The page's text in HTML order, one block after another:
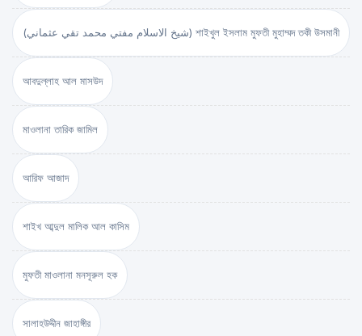
(شيخ الاسلام مفتي محمد تقي عثماني) শাইখুল ইসলাম মুফতী মুহাম্মদ তকী উসমানী
আবদুল্লাহ আল মাসউদ
মাওলানা তারিক জামিল
আরিফ আজাদ
শাইখ আব্দুল মালিক আল কাসিম
মুফতী মাওলানা মনসূরুল হক
সালাহউদ্দীন জাহাঙ্গীর